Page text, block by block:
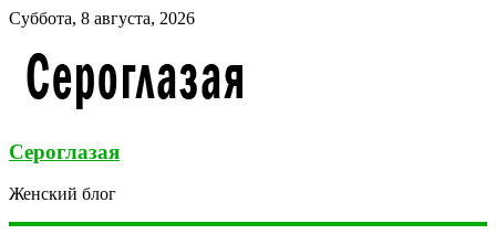
Суббота, 8 августа, 2026
Сероглазая
Женский блог